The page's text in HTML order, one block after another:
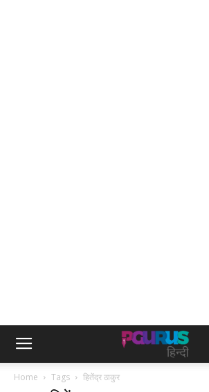
Home Tags हितेंद्र ठाकुर